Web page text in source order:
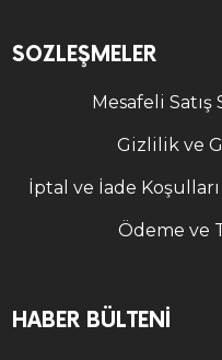
SÖZLEŞMELER
Mesafeli Satış
Gizlilik ve
İptal ve İade
Ödeme ve
HABER BÜLTENI